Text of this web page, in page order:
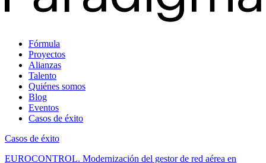
Fórmula
Proyectos
Alianzas
Talento
Quiénes somos
Blog
Eventos
Casos de éxito
Casos de éxito
EUROCONTROL. Modernización del gestor de red aérea en